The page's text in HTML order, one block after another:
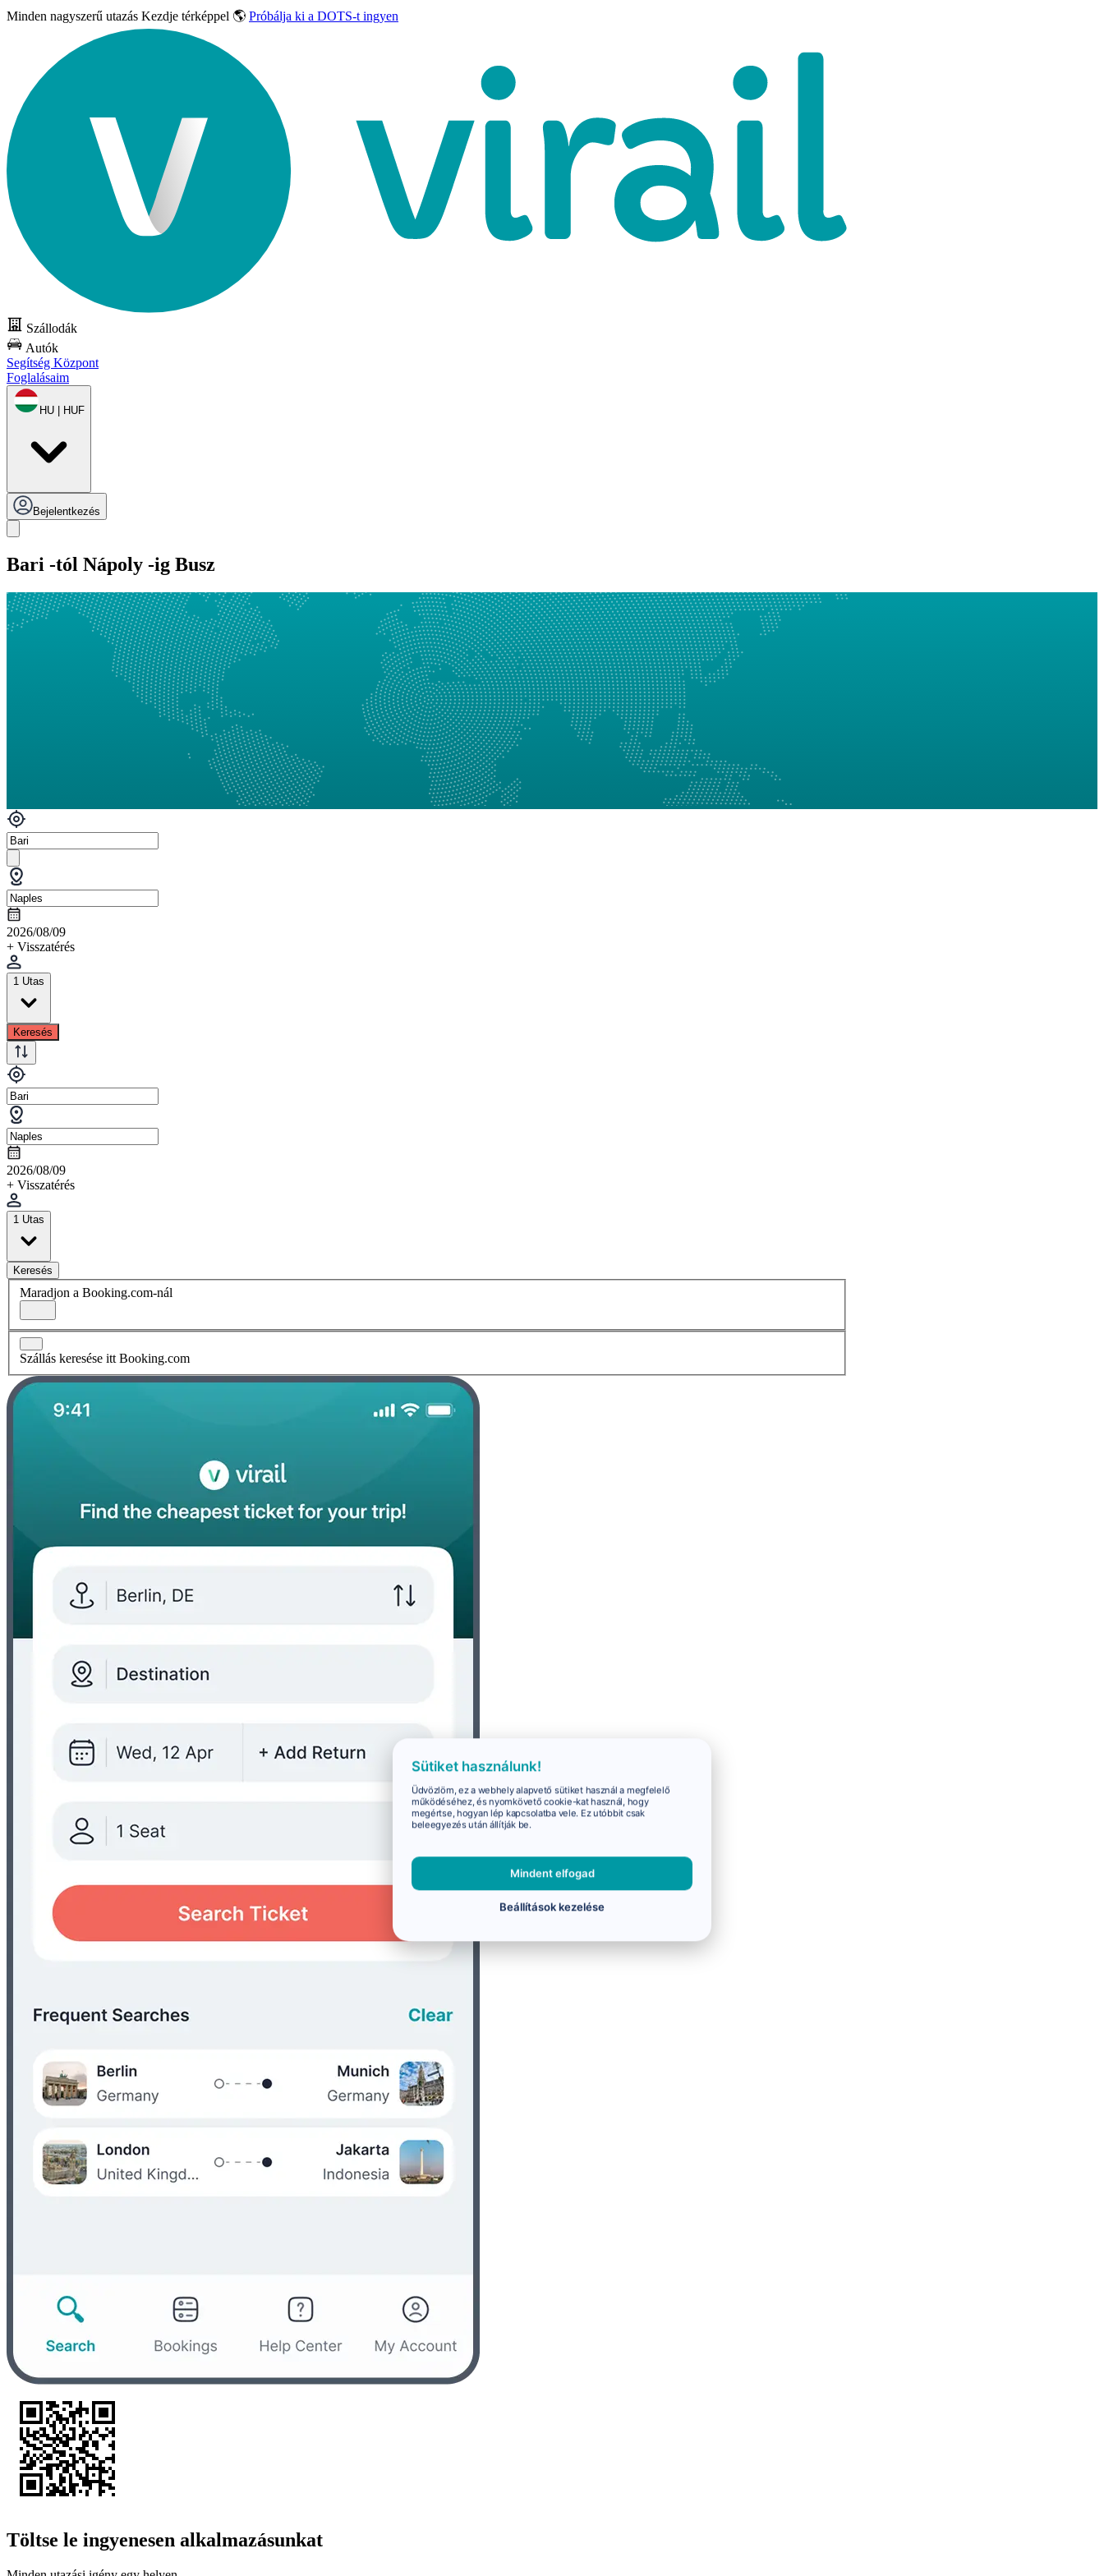
Minden nagyszerű utazás Kezdje térképpel 🌎 Próbálja ki a DOTS-t ingyen
Szállodák
Autók
Segítség Központ
Foglalásaim
HU | HUF
Bejelentkezés
Bari -tól Nápoly -ig Busz
2026/08/09
+ Visszatérés
1 Utas
Keresés
2026/08/09
+ Visszatérés
1 Utas
Keresés
Maradjon a Booking.com-nál
Szállás keresése itt Booking.com
Töltse le ingyenesen alkalmazásunkat
Sütiket használunk!
Üdvözlöm, ez a webhely alapvető sütiket használ a megfelelő
működéséhez, és nyomkövető cookie-kat használ, hogy
megértse, hogyan lép kapcsolatba vele. Ez utóbbit csak
beleegyezés után állítják be.
Mindent elfogad
Beállítások kezelése